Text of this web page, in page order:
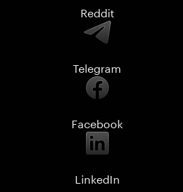
Reddit
Telegram
Facebook
LinkedIn